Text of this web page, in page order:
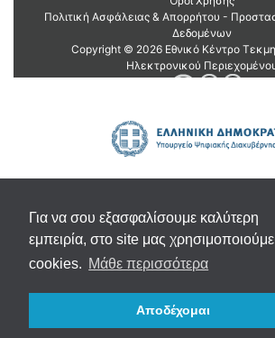
Για να σου εξασφαλίσουμε καλύτερη
εμπειρία, στο site μας χρησιμοποιούμε
cookies. Μάθε περισσότερα
Αποδέχομαι